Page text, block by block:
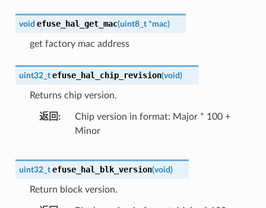
void efuse_hal_get_mac(uint8_t *mac)
get factory mac address
uint32_t efuse_hal_chip_revision(void)
Returns chip version.
返回
Chip version in format: Major * 100 +
Minor
uint32_t efuse_hal_blk_version(void)
Return block version.